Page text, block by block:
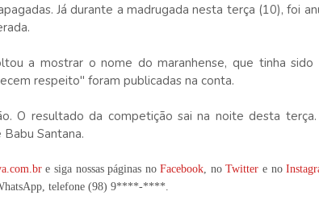
Já durante a madrugada nesta terça (10), foi
a mostrar o nome do maranhense, que tinha sido
respeito" foram publicadas na conta.
O resultado da competição sai na noite desta
Santana.
e siga nossas páginas noFacebook , noTwitter e no
telefone (98) 9****-****